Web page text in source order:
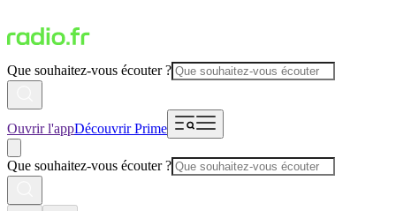
Que souhaitez-vous écouter ?
Ouvrir l'appDécouvrir Prime
Que souhaitez-vous écouter ?